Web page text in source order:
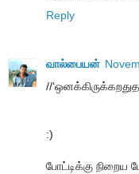
Reply
வால்பையன்
//
:)
போட்டிக்கு நிறைய